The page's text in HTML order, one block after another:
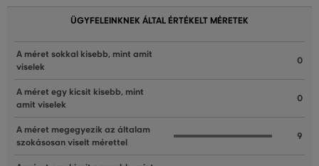
ÜGYFELEINKNEK ÁLTAL ÉRTÉKELT MÉRETEK
A méret sokkal kisebb, mint amit
viselek
0
A méret egy kicsit kisebb, mint
amit viselek
0
A méret megegyezik az általam
szokásosan viselt mérettel
9